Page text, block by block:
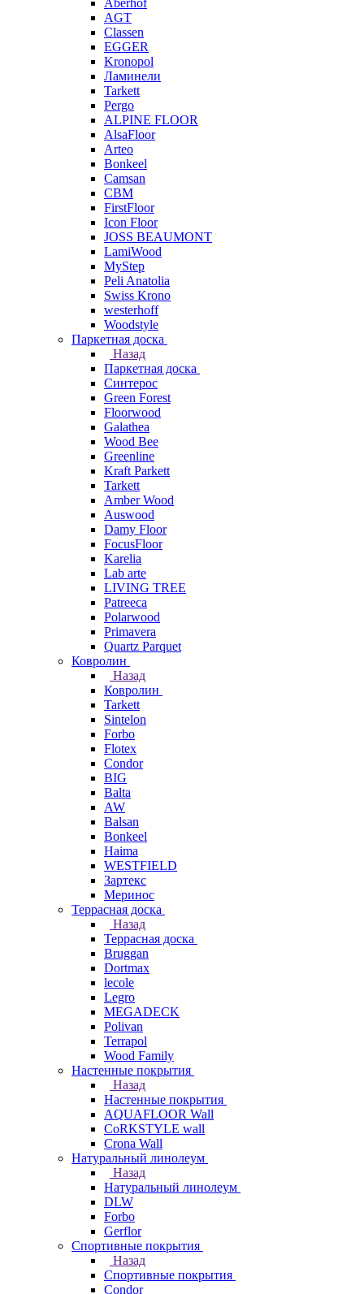
Aberhof
AGT
Classen
EGGER
Kronopol
Ламинели
Tarkett
Pergo
ALPINE FLOOR
AlsaFloor
Arteo
Bonkeel
Camsan
CBM
FirstFloor
Icon Floor
JOSS BEAUMONT
LamiWood
MyStep
Peli Anatolia
Swiss Krono
westerhoff
Woodstyle
Паркетная доска
Назад
Паркетная доска
Синтерос
Green Forest
Floorwood
Galathea
Wood Bee
Greenline
Kraft Parkett
Tarkett
Amber Wood
Auswood
Damy Floor
FocusFloor
Karelia
Lab arte
LIVING TREE
Patreeca
Polarwood
Primavera
Quartz Parquet
Ковролин
Назад
Ковролин
Tarkett
Sintelon
Forbo
Flotex
Condor
BIG
Balta
AW
Balsan
Bonkeel
Haima
WESTFIELD
Зартекс
Меринос
Террасная доска
Назад
Террасная доска
Bruggan
Dortmax
lecole
Legro
MEGADECK
Polivan
Terrapol
Wood Family
Настенные покрытия
Назад
Настенные покрытия
AQUAFLOOR Wall
CoRKSTYLE wall
Crona Wall
Натуральный линолеум
Назад
Натуральный линолеум
DLW
Forbo
Gerflor
Спортивные покрытия
Назад
Спортивные покрытия
Condor